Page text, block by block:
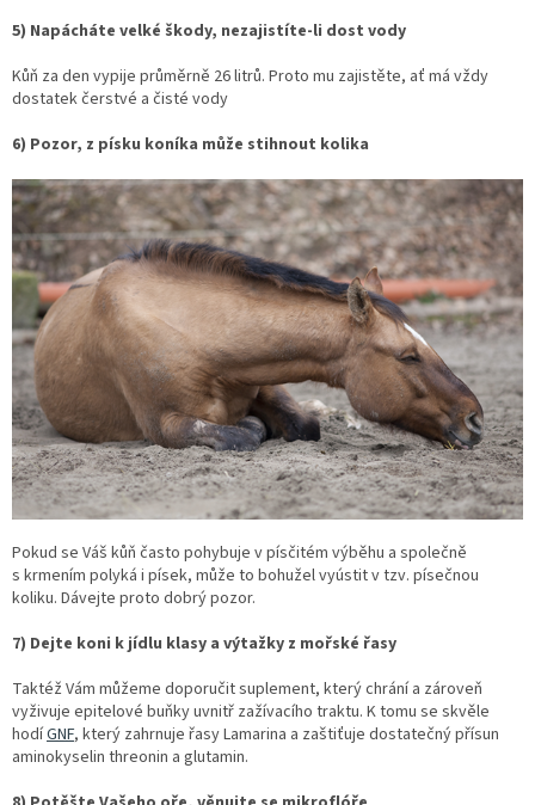
5) Napácháte velké škody, nezajistíte-li dost vody
Kůň za den vypije průměrně 26 litrů. Proto mu zajistěte, ať má vždy
dostatek čerstvé a čisté vody
6) Pozor, z písku koníka může stihnout kolika
Pokud se Váš kůň často pohybuje v písčitém výběhu a společně
s krmením polyká i písek, může to bohužel vyústit v tzv. písečnou
koliku. Dávejte proto dobrý pozor.
7) Dejte koni k jídlu klasy a výtažky z mořské řasy
Taktéž Vám můžeme doporučit suplement, který chrání a zároveň
vyživuje epitelové buňky uvnitř zažívacího traktu. K tomu se skvěle
hodíGNF, který zahrnuje řasy Lamarina a zaštiťuje dostatečný přísun
aminokyselin threonin a glutamin.